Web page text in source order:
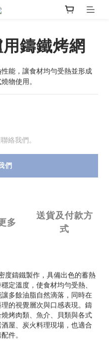
鑄鐵烤網
能，讓食材均勻受熱並形成
物使用。
絡我們。
們
多
送貨及付款方
式
度鑄鐵製作，具備出色的蓄熱
定溫度，使食材均勻受熱、
多餘油脂自然滴落，同時在
的視覺層次與口感表現。鑄
烤肉類、魚介、貝類與各式
屋、炭火料理現場，也適合
件。